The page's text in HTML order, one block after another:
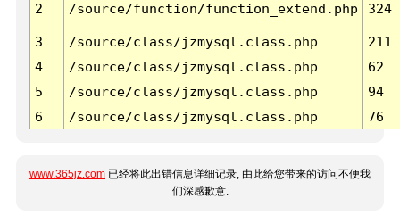
2 /source/function/function_extend.php 324
3 /source/class/jzmysql.class.php
211
4
/source/class/jzmysql.class.php
62
5
/source/class/jzmysql.class.php
94
6
/source/class/jzmysql.class.php 76
www.365jz.com 已经将此出错信息详细记录, 由此给您带来的访问不便我
们深感歉意.